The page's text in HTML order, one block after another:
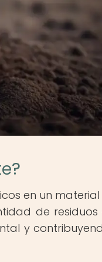
en un
de residuos
y